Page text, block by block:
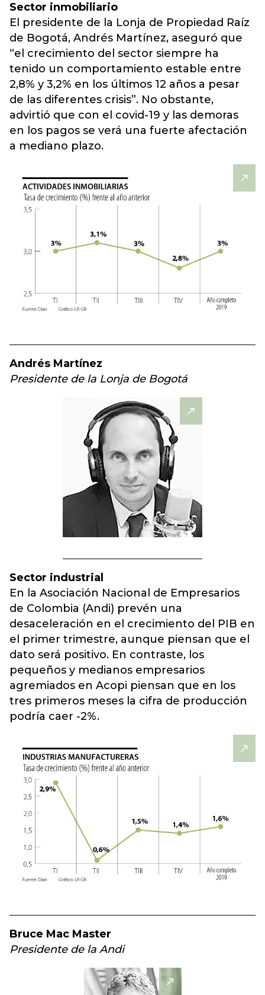
Sector inmobiliario
El presidente de la Lonja de Propiedad Raíz
de Bogotá, Andrés Martínez, aseguró que
“el crecimiento del sector siempre ha
tenido un comportamiento estable entre
2,8% y 3,2% en los últimos 12 años a pesar
de las diferentes crisis”. No obstante,
advirtió que con el covid-19 y las demoras
en los pagos se verá una fuerte afectación
a mediano plazo.
Andrés Martínez
Presidente de la Lonja de Bogotá
Sector industrial
En la Asociación Nacional de Empresarios
de Colombia (Andi) prevén una
desaceleración en el crecimiento del PIB en
el primer trimestre, aunque piensan que el
dato será positivo. En contraste, los
pequeños y medianos empresarios
agremiados en Acopi piensan que en los
tres primeros meses la cifra de producción
podría caer -2%.
Bruce Mac Master
Presidente de la Andi